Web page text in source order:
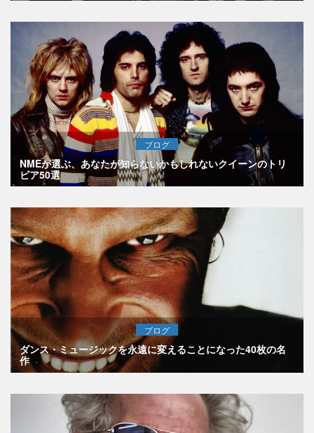
ブログ
NMEが選ぶ、あなたが知らないかもしれないクイーンのトリ
ビア50選
ブログ
ダンス・ミュージックを永遠に変えることになった40枚の名
作